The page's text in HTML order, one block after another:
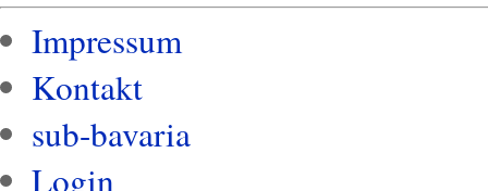
Impressum
Kontakt
sub-bavaria
Login